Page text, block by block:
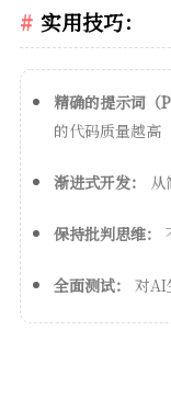
实用技巧：
精确的提示词（
的代码质量越高
渐进式开发：
保持批判思维：
全面测试： 对AI